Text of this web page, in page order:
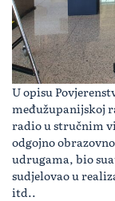
U opisu
međužupanijskoj
radio u stručnim
odgojno
udrugama, bio
sudjelovao u
itd..